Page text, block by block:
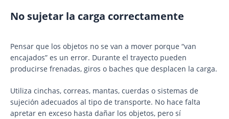
No sujetar la carga correctamente
Pensar que los objetos no se van a mover porque “van
encajados” es un error. Durante el trayecto pueden
producirse frenadas, giros o baches que desplacen la carga.
Utiliza cinchas, correas, mantas, cuerdas o sistemas de
sujeción adecuados al tipo de transporte. No hace falta
apretar en exceso hasta dañar los objetos, pero sí